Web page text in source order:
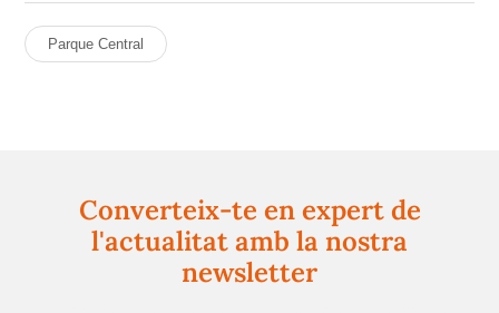
Parque Central
Converteix-te en expert de
l'actualitat amb la nostra
newsletter